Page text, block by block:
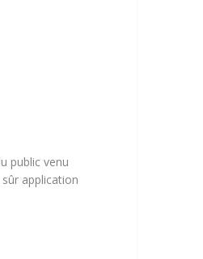
public venu
application